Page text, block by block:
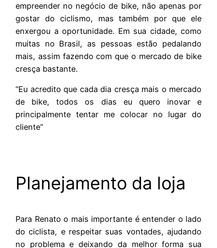
empreender no negócio de bike, não apenas por
gostar do ciclismo, mas também por que ele
enxergou a oportunidade. Em sua cidade, como
muitas no Brasil, as pessoas estão pedalando
mais, assim fazendo com que o mercado de bike
cresça bastante.
“Eu acredito que cada dia cresça mais o mercado
de bike, todos os dias eu quero inovar e
principalmente tentar me colocar no lugar do
cliente”
Planejamento da loja
Para Renato o mais importante é entender o lado
do ciclista, e respeitar suas vontades, ajudando
no problema e deixando da melhor forma sua